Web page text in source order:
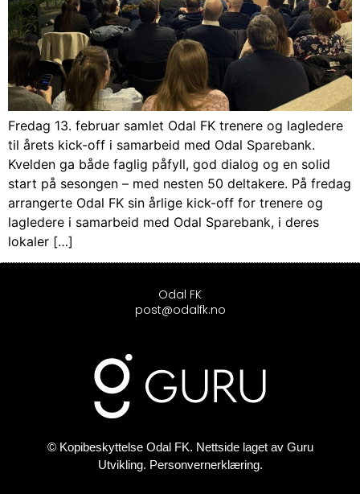
Fredag 13. februar samlet Odal FK trenere og lagledere
til årets kick-off i samarbeid med Odal Sparebank.
Kvelden ga både faglig påfyll, god dialog og en solid
start på sesongen – med nesten 50 deltakere. På fredag
arrangerte Odal FK sin årlige kick-off for trenere og
lagledere i samarbeid med Odal Sparebank, i deres
lokaler […]
Odal FK
post@odalfk.no
© Kopibeskyttelse Odal FK. Nettside laget av Guru
Utvikling. Personvernerklæring.